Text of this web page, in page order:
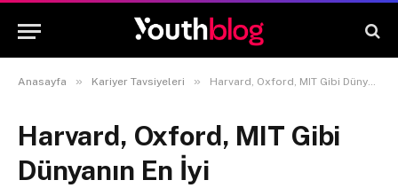
Anasayfa » Kariyer Tavsiyeleri » Harvard, Oxford, MIT Gibi Dünyanın En İyi Üniversitelerinden Sertifika Fırsatı
Harvard, Oxford, MIT Gibi
Dünyanın En İyi